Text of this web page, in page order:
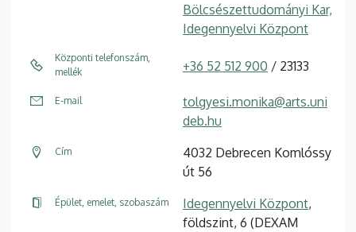
Bölcsészettudományi Kar,
Idegennyelvi Központ
Központi telefonszám,
mellék
+36 52 512 900 / 23133
E-mail
tolgyesi.monika@arts.uni
deb.hu
Cím
4032 Debrecen Komlóssy
út 56
Épület, emelet, szobaszám Idegennyelvi Központ,
földszint, 6 (DEXAM